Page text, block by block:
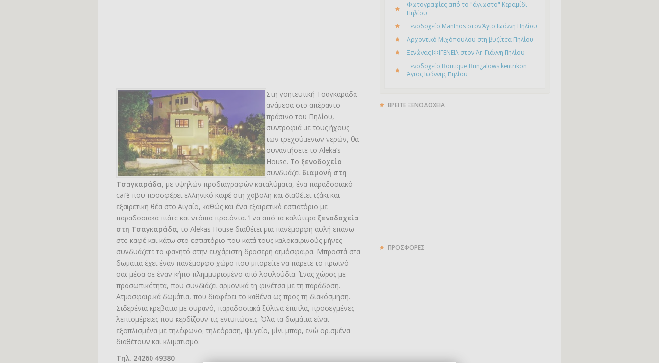
Στη γοητευτική Τσαγκαράδα
ανάμεσα στο απέραντο
πράσινο του Πηλίου,
συντροφιά με τους ήχους
των τρεχούμενων νερών, θα
συναντήσετε το Aleka’s
House. Το ξενοδοχείο
συνδυάζει διαμονή στη
Τσαγκαράδα, με υψηλών προδιαγραφών καταλύματα, ένα παραδοσιακό
café που προσφέρει ελληνικό καφέ στη χόβολη και διαθέτει τζάκι και
εξαιρετική θέα στο Αιγαίο, καθώς και ένα εξαιρετικό εστιατόριο με
παραδοσιακά πιάτα και ντόπια προϊόντα. Ένα από τα καλύτερα ξενοδοχεία
στη Τσαγκαράδα, το Alekas House διαθέτει μια πανέμορφη αυλή επάνω
στο καφέ και κάτω στο εστιατόριο που κατά τους καλοκαιρινούς μήνες
συνδυάζετε το φαγητό στην ευχάριστη δροσερή ατμόσφαιρα. Μπροστά στα
δωμάτια έχει έναν πανέμορφο χώρο που μπορείτε να πάρετε το πρωινό
σας μέσα σε έναν κήπο πλημμυρισμένο από λουλούδια. Ένας χώρος με
προσωπικότητα, που συνδιάζει αρμονικά τη φινέτσα με τη παράδοση.
Ατμοσφαιρικά δωμάτια, που διαφέρει το καθένα ως προς τη διακόσμηση.
Σιδερένια κρεβάτια με ουρανό, παραδοσιακά ξύλινα έπιπλα, προσεγμένες
λεπτομέρειες που κερδίζουν τις εντυπώσεις. Όλα τα δωμάτια είναι
εξοπλισμένα με τηλέφωνο, τηλεόραση, ψυγείο, μίνι μπαρ, ενώ ορισμένα
διαθέτουν και κλιματισμό.
Τηλ. 24260 49380
Φωτογραφίες από το "άγνωστο" Κεραμίδι
Πηλίου
Ξενοδοχείο Manthos στον Άγιο Ιωάννη Πηλίου
Αρχοντικό Μιχόπουλου στη βυζίτσα Πηλίου
Ξενώνας ΙΦΙΓΕΝΕΙΑ στον Άη-Γιάννη Πηλίου
Ξενοδοχείο Boutique Bungalows kentrikon
Άγιος Ιωάννης Πηλίου
ΒΡΕΙΤΕ ΞΕΝΟΔΟΧΕΙΑ
ΠΡΟΣΦΟΡΕΣ